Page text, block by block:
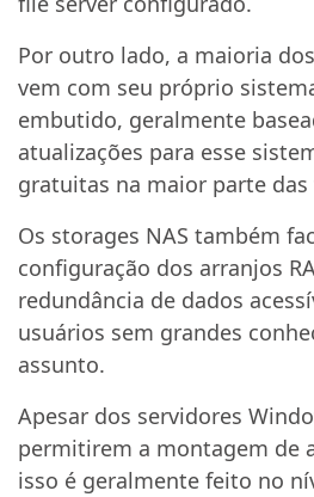
Por outro lado, a maioria
vem com seu próprio
embutido, geralmente
atualizações para esse
gratuitas na maior parte das
Os storages NAS também
configuração dos arranjos
redundância de dados
usuários sem grandes
assunto.
Apesar dos servidores
permitirem a montagem de
isso é geralmente feito no